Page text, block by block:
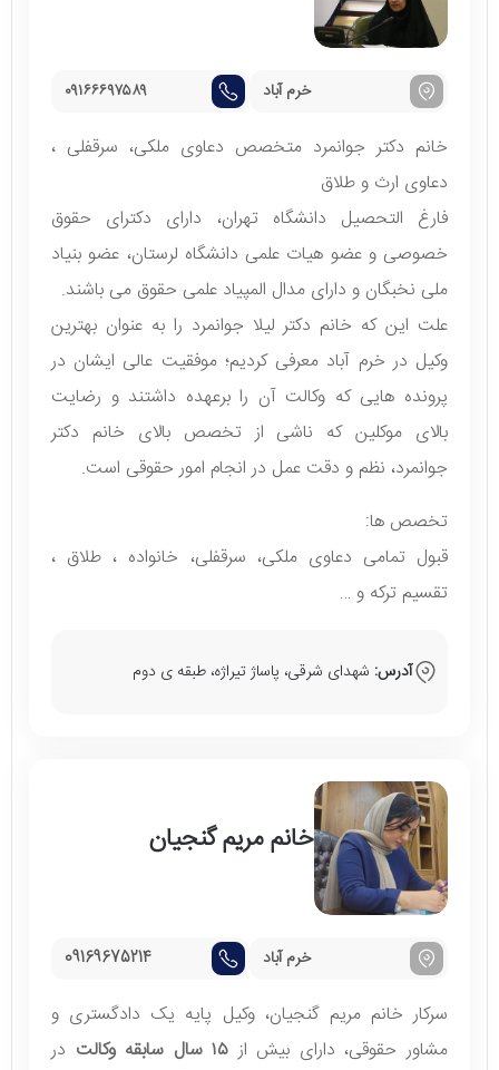
خرم آباد ۰۹۱۶۶۶۹۷۵۸۹
خانم دکتر جوانمرد متخصص دعاوی ملکی، سرقفلی ،
دعاوی ارث و طلاق
فارغ التحصیل دانشگاه تهران، دارای دکترای حقوق
خصوصی و عضو هیات علمی دانشگاه لرستان، عضو بنیاد
ملی نخبگان و دارای مدال المپیاد علمی حقوق می باشند.
علت این که خانم دکتر لیلا جوانمرد را به عنوان بهترین
وکیل در خرم آباد معرفی کردیم؛ موفقیت عالی ایشان در
پرونده هایی که وکالت آن را برعهده داشتند و رضایت
بالای موکلین که ناشی از تخصص بالای خانم دکتر
جوانمرد، نظم و دقت عمل در انجام امور حقوقی است.
تخصص ها:
قبول تمامی دعاوی ملکی، سرقفلی، خانواده ، طلاق ،
تقسیم ترکه و …
آدرس: شهدای شرقی، پاساژ تیراژه، طبقه ی دوم
خانم مریم گنجیان
خرم آباد 09169675214
سرکار خانم مریم گنجیان، وکیل پایه یک دادگستری و
مشاور حقوقی، دارای بیش از۱۵ سال سابقه وکالت
در